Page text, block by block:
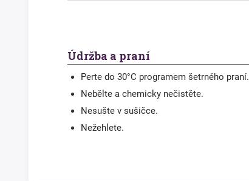
Údržba a praní
Perte do 30°C programem šetrného praní.
Nebělte a chemicky nečistěte.
Nesušte v sušičce.
Nežehlete.